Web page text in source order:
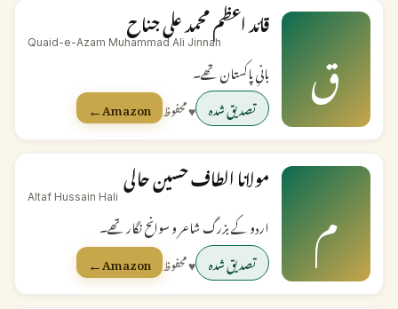
ق
قائد اعظم محمد علی جناح
Quaid-e-Azam Muhammad Ali Jinnah
بانیِ پاکستان تھے۔
تصدیق شدہ ♥ محفوظ Amazon
←
م
مولانا الطاف حسین حالی
Altaf Hussain Hali
اردو کے بزرگ شاعر و سوانح نگار تھے۔
تصدیق شدہ ♥ محفوظ Amazon
←